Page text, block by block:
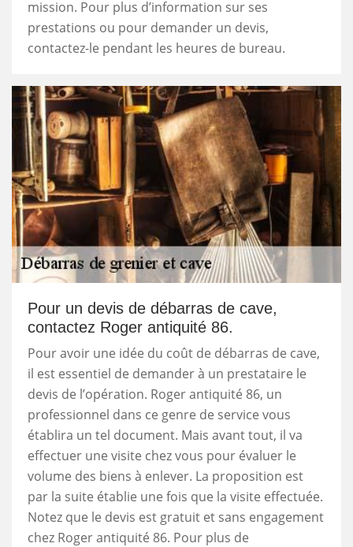
mission. Pour plus d’information sur ses
prestations ou pour demander un devis,
contactez-le pendant les heures de bureau.
Pour un devis de débarras de cave,
contactez Roger antiquité 86.
Pour avoir une idée du coût de débarras de cave,
il est essentiel de demander à un prestataire le
devis de l’opération. Roger antiquité 86, un
professionnel dans ce genre de service vous
établira un tel document. Mais avant tout, il va
effectuer une visite chez vous pour évaluer le
volume des biens à enlever. La proposition est
par la suite établie une fois que la visite effectuée.
Notez que le devis est gratuit et sans engagement
chez Roger antiquité 86. Pour plus de